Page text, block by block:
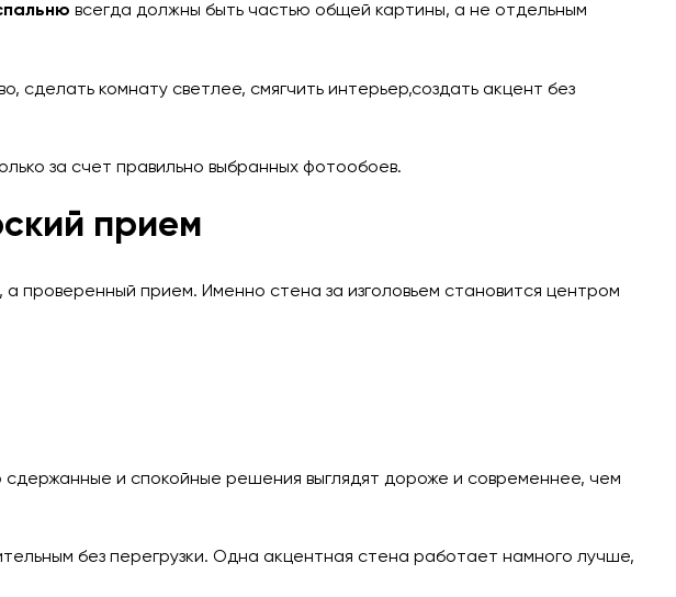
всегда должны быть частью общей картины, а не отдельным
комнату светлее, смягчить интерьер,создать акцент без
за счет правильно выбранных фотообоев.
прием
а проверенный прием. Именно стена за изголовьем становится центром
и спокойные решения выглядят дороже и современнее, чем
без перегрузки. Одна акцентная стена работает намного лучше,